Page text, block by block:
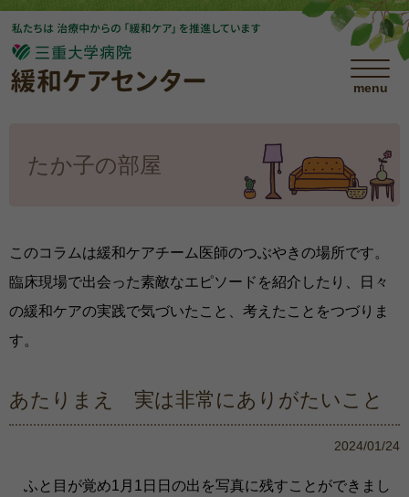
menu
たか子の部屋
このコラムは緩和ケアチーム医師のつぶやきの場所です。
臨床現場で出会った素敵なエピソードを紹介したり、日々
の緩和ケアの実践で気づいたこと、考えたことをつづりま
す。
あたりまえ 実は非常にありがたいこと
2024/01/24
ふと目が覚め1月1日日の出を写真に残すことができまし